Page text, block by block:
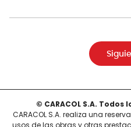
© CARACOL S.A.
CARACOL S.A. realiza una
usos de las obras y otras